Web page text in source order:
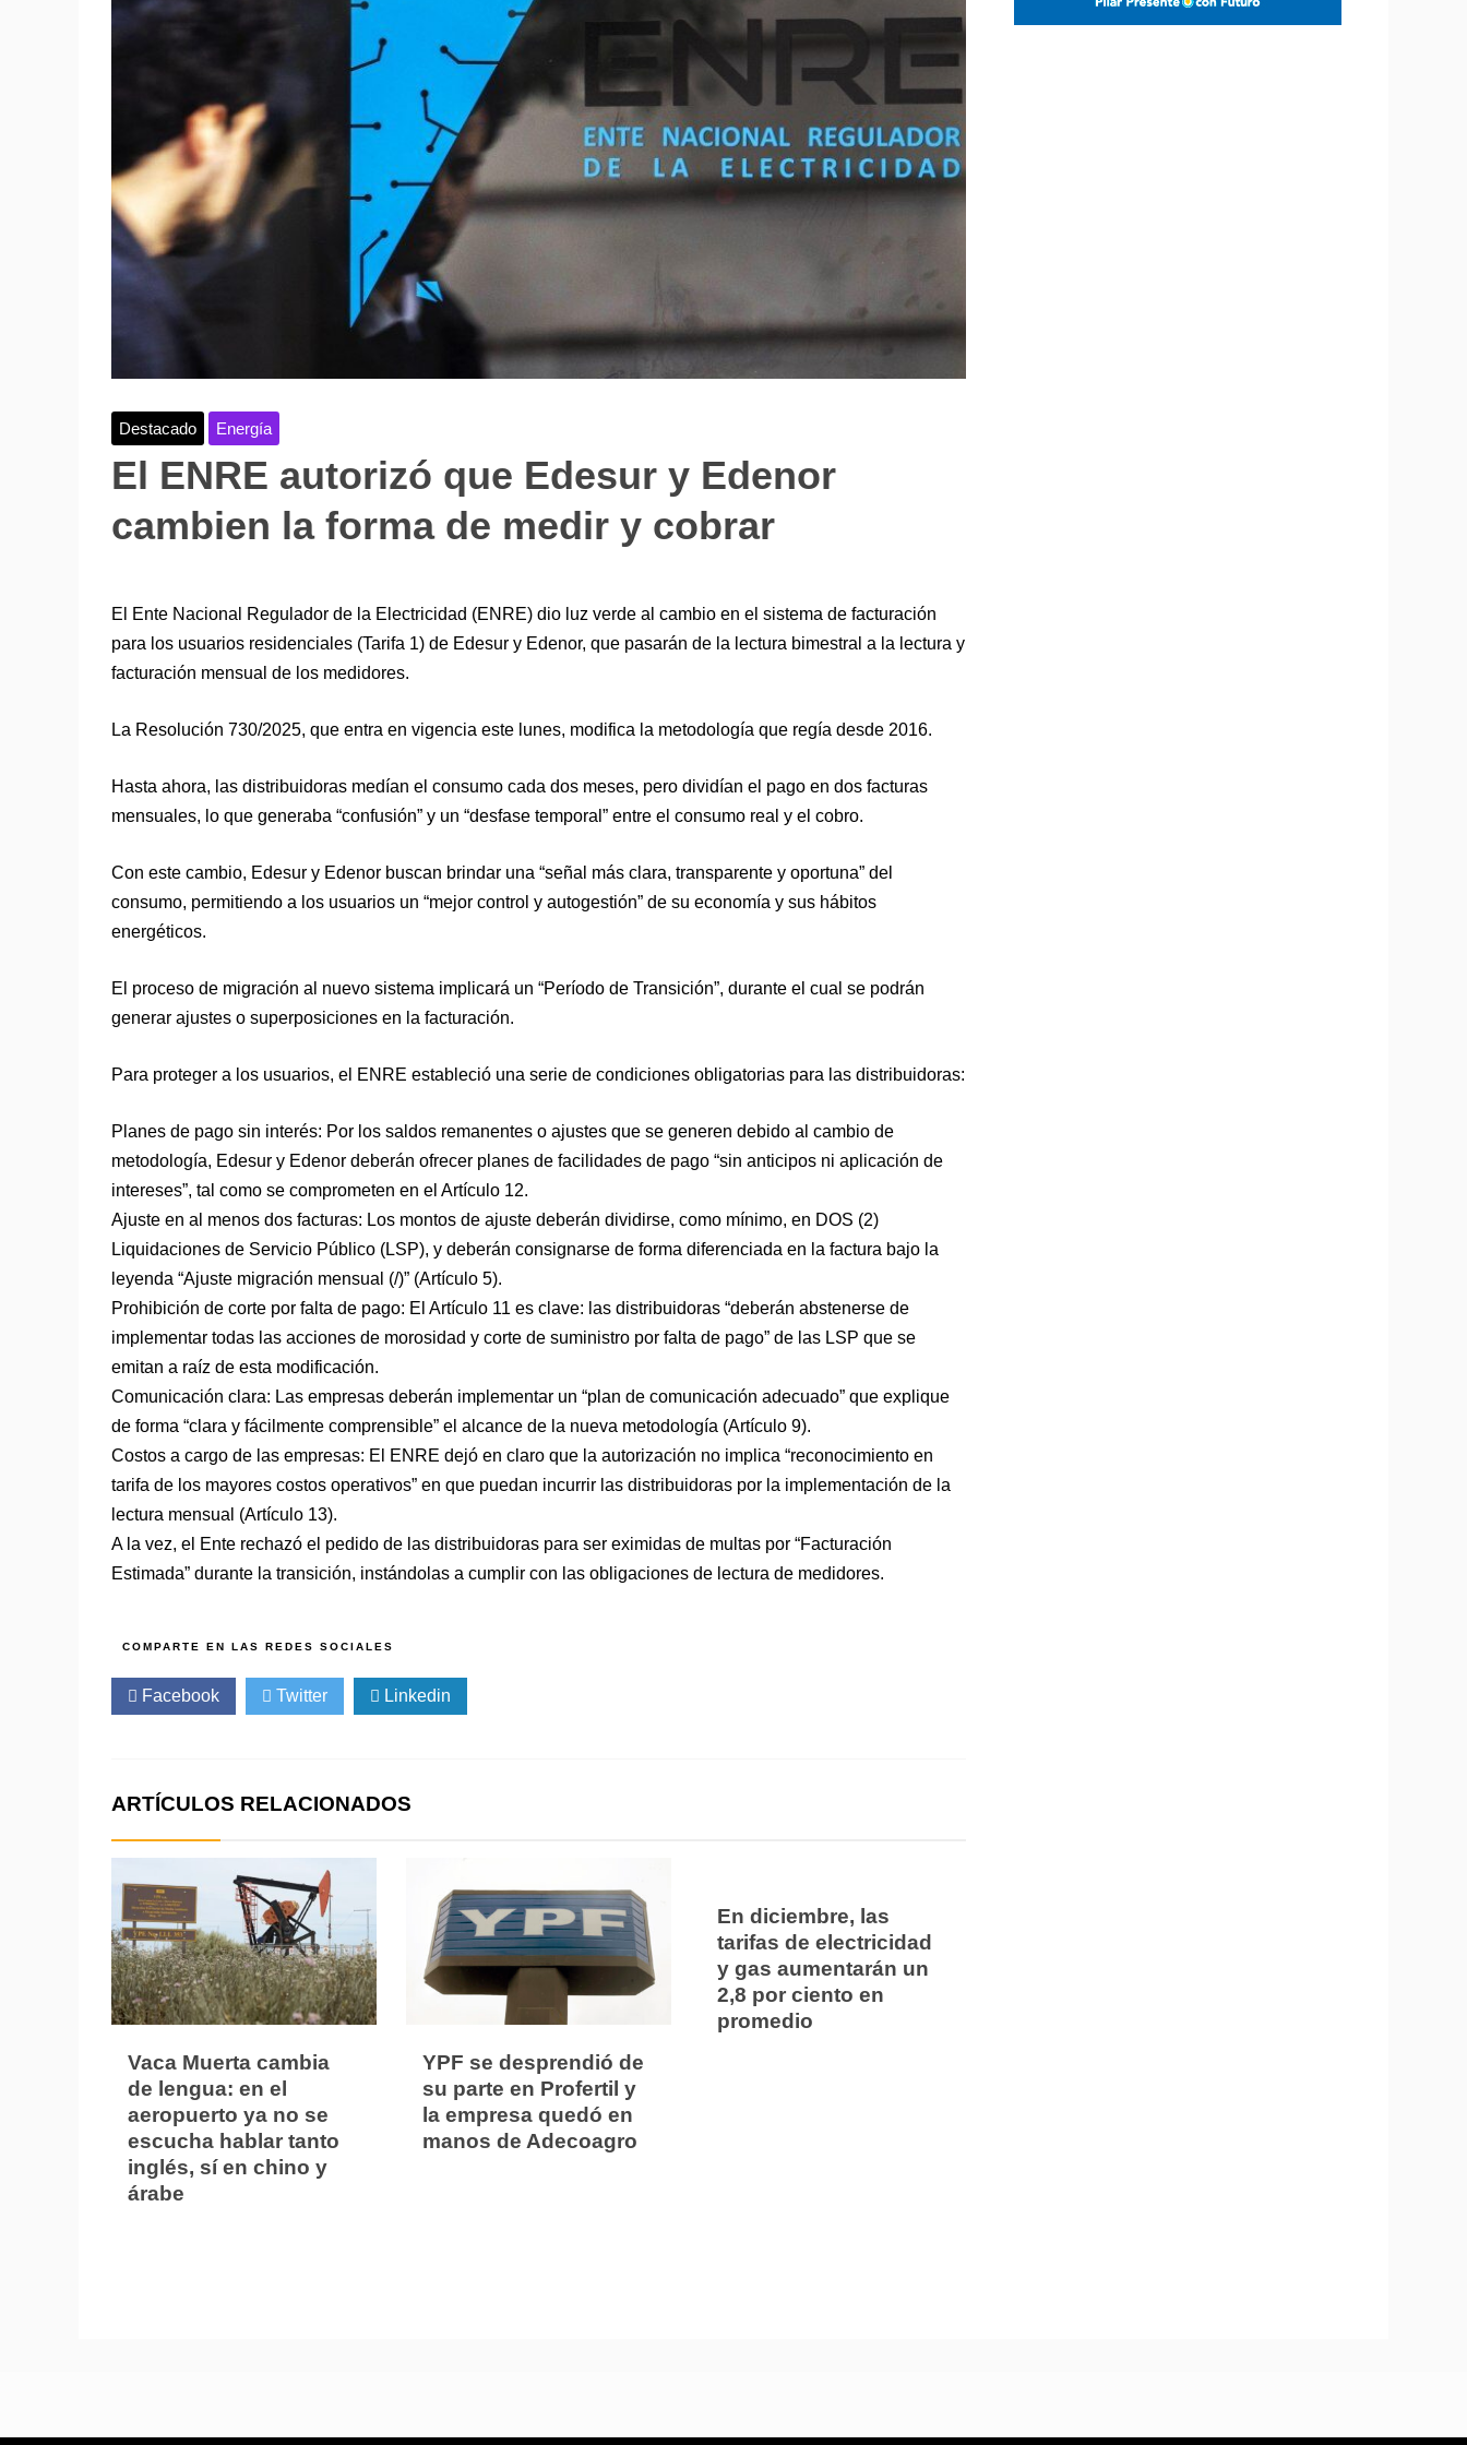
Destacado Energía
El ENRE autorizó que Edesur y Edenor
cambien la forma de medir y cobrar
El Ente Nacional Regulador de la Electricidad (ENRE) dio luz verde al cambio en el sistema de facturación
para los usuarios residenciales (Tarifa 1) de Edesur y Edenor, que pasarán de la lectura bimestral a la lectura y
facturación mensual de los medidores.
La Resolución 730/2025, que entra en vigencia este lunes, modifica la metodología que regía desde 2016.
Hasta ahora, las distribuidoras medían el consumo cada dos meses, pero dividían el pago en dos facturas
mensuales, lo que generaba “confusión” y un “desfase temporal” entre el consumo real y el cobro.
Con este cambio, Edesur y Edenor buscan brindar una “señal más clara, transparente y oportuna” del
consumo, permitiendo a los usuarios un “mejor control y autogestión” de su economía y sus hábitos
energéticos.
El proceso de migración al nuevo sistema implicará un “Período de Transición”, durante el cual se podrán
generar ajustes o superposiciones en la facturación.
Para proteger a los usuarios, el ENRE estableció una serie de condiciones obligatorias para las distribuidoras:
Planes de pago sin interés: Por los saldos remanentes o ajustes que se generen debido al cambio de
metodología, Edesur y Edenor deberán ofrecer planes de facilidades de pago “sin anticipos ni aplicación de
intereses”, tal como se comprometen en el Artículo 12.
Ajuste en al menos dos facturas: Los montos de ajuste deberán dividirse, como mínimo, en DOS (2)
Liquidaciones de Servicio Público (LSP), y deberán consignarse de forma diferenciada en la factura bajo la
leyenda “Ajuste migración mensual (/)” (Artículo 5).
Prohibición de corte por falta de pago: El Artículo 11 es clave: las distribuidoras “deberán abstenerse de
implementar todas las acciones de morosidad y corte de suministro por falta de pago” de las LSP que se
emitan a raíz de esta modificación.
Comunicación clara: Las empresas deberán implementar un “plan de comunicación adecuado” que explique
de forma “clara y fácilmente comprensible” el alcance de la nueva metodología (Artículo 9).
Costos a cargo de las empresas: El ENRE dejó en claro que la autorización no implica “reconocimiento en
tarifa de los mayores costos operativos” en que puedan incurrir las distribuidoras por la implementación de la
lectura mensual (Artículo 13).
A la vez, el Ente rechazó el pedido de las distribuidoras para ser eximidas de multas por “Facturación
Estimada” durante la transición, instándolas a cumplir con las obligaciones de lectura de medidores.
Facebook Twitter Linkedin
ARTÍCULOS RELACIONADOS
Vaca Muerta cambia
de lengua: en el
aeropuerto ya no se
escucha hablar tanto
inglés, sí en chino y
árabe
YPF se desprendió de
su parte en Profertil y
la empresa quedó en
manos de Adecoagro
En diciembre, las
tarifas de electricidad
y gas aumentarán un
2,8 por ciento en
promedio